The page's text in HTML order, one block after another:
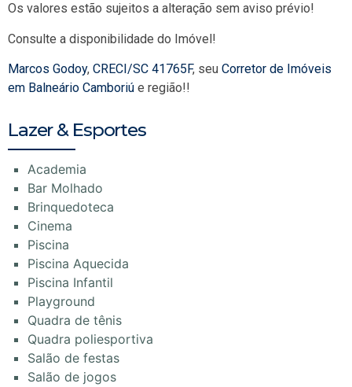
Os valores estão sujeitos a alteração sem aviso prévio!
Consulte a disponibilidade do Imóvel!
Marcos Godoy, CRECI/SC 41765F, seu Corretor de Imóveis
em Balneário Camboriú e região!!
Lazer & Esportes
Academia
Bar Molhado
Brinquedoteca
Cinema
Piscina
Piscina Aquecida
Piscina Infantil
Playground
Quadra de tênis
Quadra poliesportiva
Salão de festas
Salão de jogos